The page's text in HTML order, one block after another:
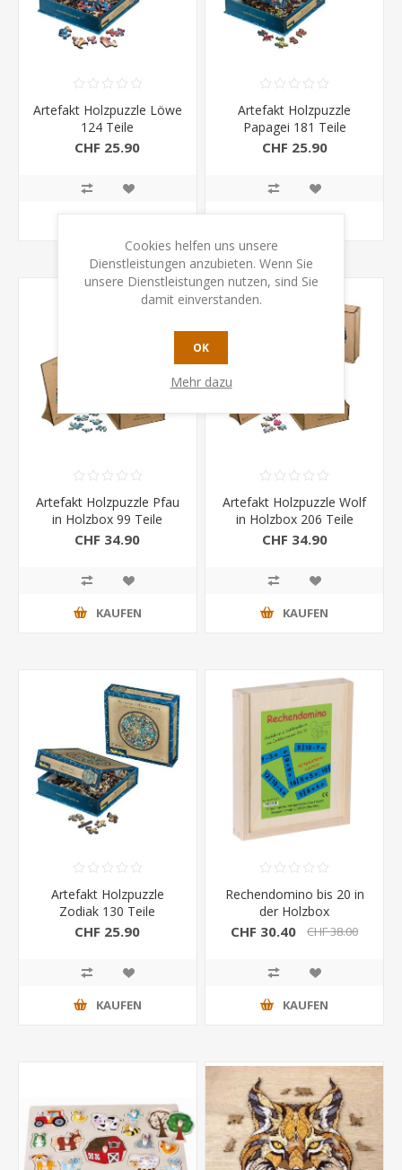
Artefakt Holzpuzzle Löwe
124 Teile
CHF 25.90
Artefakt Holzpuzzle
Papagei 181 Teile
CHF 25.90
Artefakt Holzpuzzle Pfau
in Holzbox 99 Teile
CHF 34.90
KAUFEN
Artefakt Holzpuzzle Wolf
in Holzbox 206 Teile
CHF 34.90
KAUFEN
Artefakt Holzpuzzle
Zodiak 130 Teile
CHF 25.90
KAUFEN
Rechendomino bis 20 in
der Holzbox
CHF 30.40 CHF 38.00
KAUFEN
Cookies helfen uns unsere
Dienstleistungen anzubieten. Wenn Sie
unsere Dienstleistungen nutzen, sind Sie
damit einverstanden.
OK
Mehr dazu